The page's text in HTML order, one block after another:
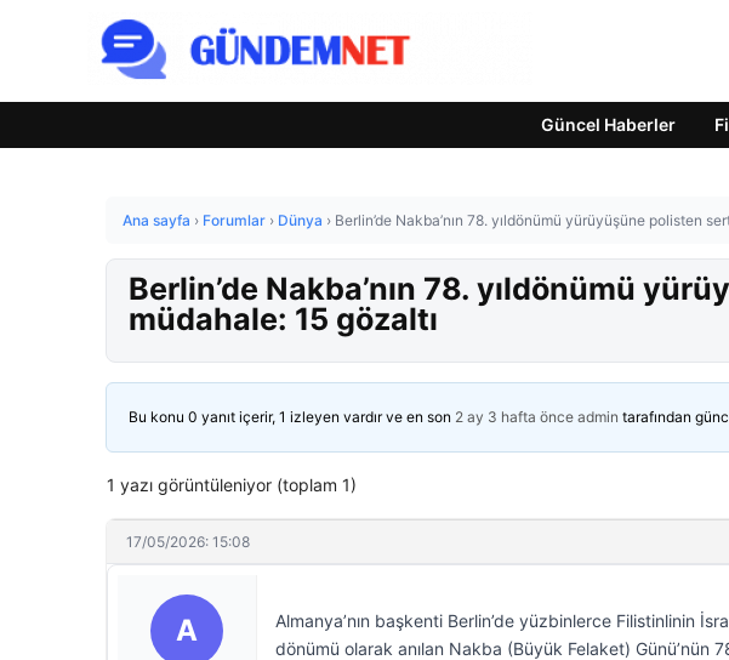
Güncel Haberler
Ana sayfa › Forumlar › Dünya › Berlin’de Nakba’nın 78. yıldönümü yürüyüşüne polisten
Berlin’de Nakba’nın 78. yıldönümü
müdahale: 15 gözaltı
Bu konu 0 yanıt içerir, 1 izleyen vardır ve en son 2 ay 3 hafta önce admin tarafından
1 yazı görüntüleniyor (toplam 1)
17/05/2026: 15:08
A
Almanya’nın başkenti Berlin’de yüzbinlerce Filistinlinin
dönümü olarak anılan Nakba (Büyük Felaket) Günü’nün